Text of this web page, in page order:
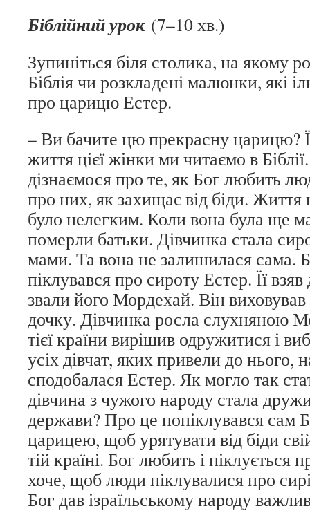
Біблійний урок (7–10 хв.)
Зупиніться біля столика, на якому
Біблія чи розкладені малюнки, які
про царицю Естер.
– Ви бачите цю прекрасну царицю?
життя цієї жінки ми читаємо в
дізнаємося про те, як Бог любить
про них, як захищає від біди. Життя
було нелегким. Коли вона була ще
померли батьки. Дівчинка стала
мами. Та вона не залишилася сама.
піклувався про сироту Естер. Її
звали його Мордехай. Він
дочку. Дівчинка росла слухняною
тієї країни вирішив одружитися і
усіх дівчат, яких привели до нього,
сподобалася Естер. Як могло так
дівчина з чужого народу стала
держави? Про це попіклувався сам
царицею, щоб урятувати від біди
тій країні. Бог любить і піклується
хоче, щоб люди піклувалися про
Бог дав ізраїльському народу